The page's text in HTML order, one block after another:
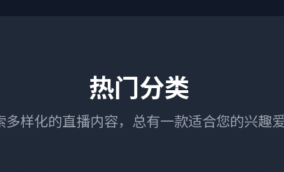
热门分类
多样化的直播内容，总有一款适合您的兴趣